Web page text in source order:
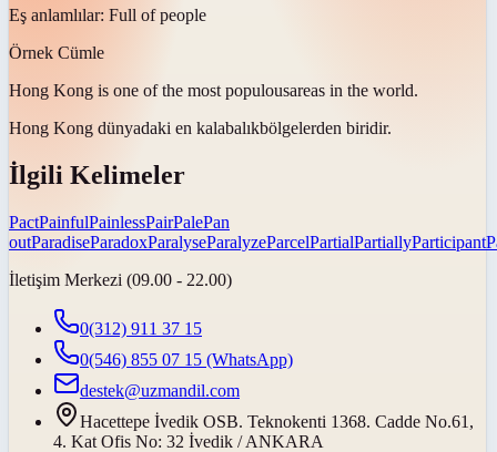
Eş anlamlılar: Full of people
Örnek Cümle
Hong Kong is one of the most populousareas in the world.
Hong Kong dünyadaki en kalabalıkbölgelerden biridir.
İlgili Kelimeler
PactPainfulPainlessPairPalePan
outParadiseParadoxParalyseParalyzeParcelPartialPartiallyParticipant
İletişim Merkezi (09.00 - 22.00)
0(312) 911 37 15
0(546) 855 07 15 (WhatsApp)
destek@uzmandil.com
Hacettepe İvedik OSB. Teknokenti 1368. Cadde No.61,
4. Kat Ofis No: 32 İvedik / ANKARA